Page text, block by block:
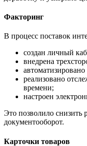
Факторинг
В процесс поставок
создан личный
внедрена
реализовано
времени;
настроен
Это позволило снизить
документооборот.
Карточки товаров